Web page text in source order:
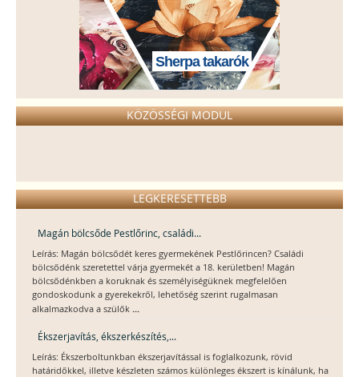
Sherpa takarók
KÖZÖSSÉGI MODUL
LEGKERESETTEBB
Magán bölcsőde Pestlőrinc, családi...
Leírás: Magán bölcsődét keres gyermekének Pestlőrincen? Családi
bölcsődénk szeretettel várja gyermekét a 18. kerületben! Magán
bölcsődénkben a koruknak és személyiségüknek megfelelően
gondoskodunk a gyerekekről, lehetőség szerint rugalmasan
alkalmazkodva a szülők ...
Ékszerjavítás, ékszerkészítés,...
Leírás: Ékszerboltunkban ékszerjavítással is foglalkozunk, rövid
határidőkkel, illetve készleten számos különleges ékszert is kínálunk, ha